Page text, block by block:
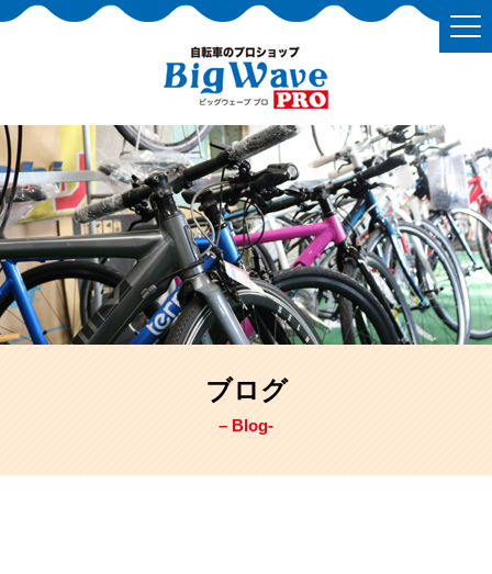
ブログ
– Blog-